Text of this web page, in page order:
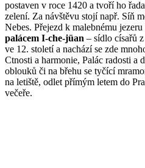
postaven v roce 1420 a tvoří ho
zelení. Za návštěvu stojí např. Síň
Nebes. Přejezd k malebnému
palácem I-che-jüan – sídlo císařů
ve 12. století a nachází se zde
Ctnosti a harmonie, Palác radosti a
oblouků či na břehu se tyčící
na letiště, odlet přímým letem do
večeře.